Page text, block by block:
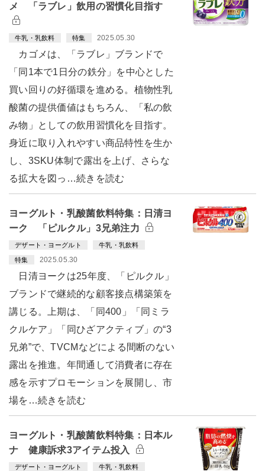
メ 「ラブレ」飲用の習慣化目指す
牛乳・乳飲料 特集 2025.05.30
カゴメは、「ラブレ」ブランドで
「同1本で1日分の鉄分」を中心とした
買い回りの好循環を進める。植物性乳
酸菌の提供価値はもちろん、「私の飲
み物」としての飲用習慣化を目指す。
身近に取り入れやすい商品特性を生か
し、3SKU体制で露出を上げ、さらな
る拡大を図っ…続きを読む
ヨーグルト・乳酸菌飲料特集：日清ヨ
ーク 「ピルクル」3兄弟注力
デザート・ヨーグルト 牛乳・乳飲料
特集 2025.05.30
日清ヨークは25年度、「ピルクル」
ブランドで継続的な顧客接点構築策を
講じる。上期は、「同400」「同ミラ
クルケア」「同ひざアクティブ」の“3
兄弟”で、TVCMなどによる間断のない
露出を推進。年間通して消費者に存在
感を示すプロモーションを展開し、市
場を…続きを読む
ヨーグルト・乳酸菌飲料特集：日本ル
ナ 健康訴求3アイテム投入
デザート・ヨーグルト 牛乳・乳飲料